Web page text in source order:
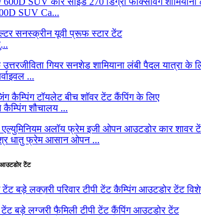
SUV Ca...
...
शौचालय ...
धातु फ्रेम आसान ओपन ...
आउटडोर टेंट